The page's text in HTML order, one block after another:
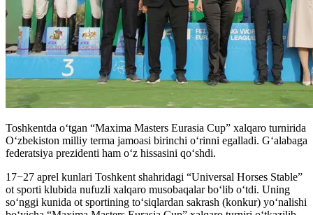
Toshkentda o‘tgan “Maxima Masters Eurasia Cup” xalqaro turnirida
O‘zbekiston milliy terma jamoasi birinchi o‘rinni egalladi. G‘alabaga
federatsiya prezidenti ham o‘z hissasini qo‘shdi.
17−27 aprel kunlari Toshkent shahridagi “Universal Horses Stable”
ot sporti klubida nufuzli xalqaro musobaqalar bo‘lib o‘tdi. Uning
so‘nggi kunida ot sportining to‘siqlardan sakrash (konkur) yo‘nalishi